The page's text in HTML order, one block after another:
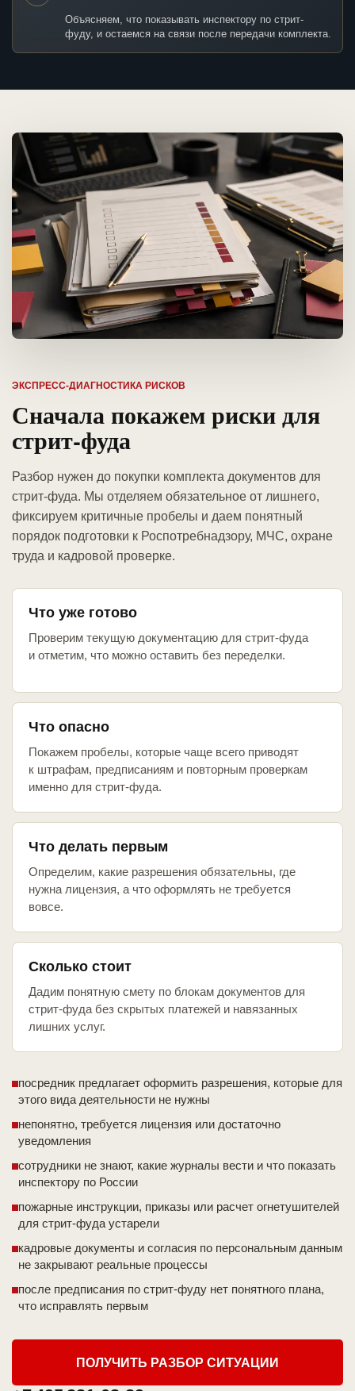
Объясняем, что показывать инспектору по стрит-
фуду, и остаемся на связи после передачи комплекта.
ЭКСПРЕСС-ДИАГНОСТИКА РИСКОВ
Сначала покажем риски для
стрит-фуда
Разбор нужен до покупки комплекта документов для
стрит-фуда. Мы отделяем обязательное от лишнего,
фиксируем критичные пробелы и даем понятный
порядок подготовки к Роспотребнадзору, МЧС, охране
труда и кадровой проверке.
Что уже готово
Проверим текущую документацию для стрит-фуда
и отметим, что можно оставить без переделки.
Что опасно
Покажем пробелы, которые чаще всего приводят
к штрафам, предписаниям и повторным проверкам
именно для стрит-фуда.
Что делать первым
Определим, какие разрешения обязательны, где
нужна лицензия, а что оформлять не требуется
вовсе.
Сколько стоит
Дадим понятную смету по блокам документов для
стрит-фуда без скрытых платежей и навязанных
лишних услуг.
посредник предлагает оформить разрешения, которые для
этого вида деятельности не нужны
непонятно, требуется лицензия или достаточно
уведомления
сотрудники не знают, какие журналы вести и что показать
инспектору по России
пожарные инструкции, приказы или расчет огнетушителей
для стрит-фуда устарели
кадровые документы и согласия по персональным данным
не закрывают реальные процессы
после предписания по стрит-фуду нет понятного плана,
что исправлять первым
ПОЛУЧИТЬ РАЗБОР СИТУАЦИИ